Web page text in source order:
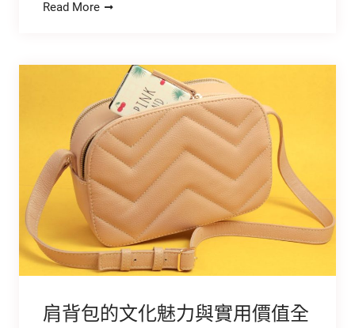
Read More
肩背包的文化魅力與實用價值全